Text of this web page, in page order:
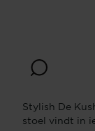
Stylish De
stoel vindt in